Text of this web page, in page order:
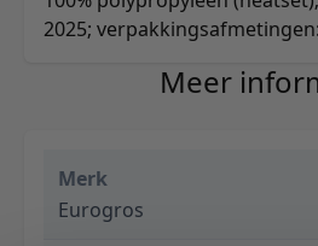
2025;
Meer
Merk
Eurogros